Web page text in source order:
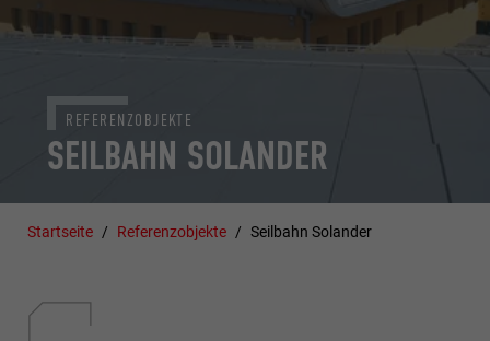
SEILBAHN SOLANDER
REFERENZOBJEKTE
Startseite Referenzobjekte Seilbahn Solander